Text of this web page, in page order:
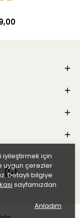
iyileştirmek için
uygun çerezler
Detaylı bilgiye
sayfamızdan
Anladım